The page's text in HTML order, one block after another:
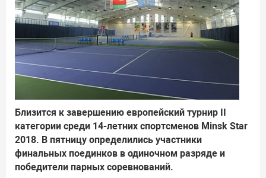
Близится к завершению европейский турнир II
категории среди 14-летних спортсменов Minsk Star
2018. В пятницу определились участники
финальных поединков в одиночном разряде и
победители парных соревнований.